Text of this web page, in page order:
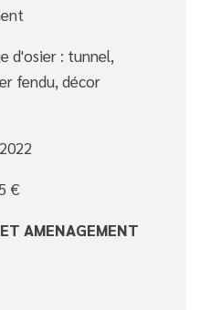
d'osier : tunnel,
fendu, décor
€
AMENAGEMENT